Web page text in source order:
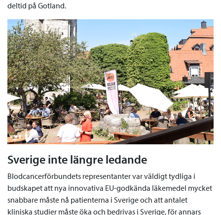
deltid på Gotland.
Sverige inte längre ledande
Blodcancerförbundets representanter var väldigt tydliga i
budskapet att nya innovativa EU-godkända läkemedel mycket
snabbare måste nå patienterna i Sverige och att antalet
kliniska studier måste öka och bedrivas i Sverige, för annars